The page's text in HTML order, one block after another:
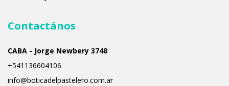
Contactános
CABA - Jorge Newbery 3748
+541136604106
info@boticadelpastelero.com.ar